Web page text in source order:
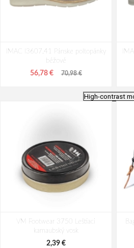
IMAC I3607.41 Pánske poltopánky
béžové
56,78 € 70,98 €
bielo / šedé
56,78 € 70,98 €
High-contrast
VM Footwear 3750 Leštiaci
karnaubský vosk
2,39 €